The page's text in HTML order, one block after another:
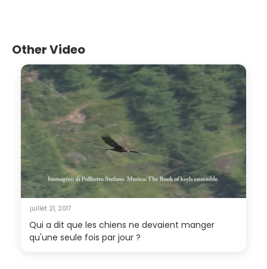
Other Video
juillet 21, 2017
Qui a dit que les chiens ne devaient manger
qu'une seule fois par jour ?